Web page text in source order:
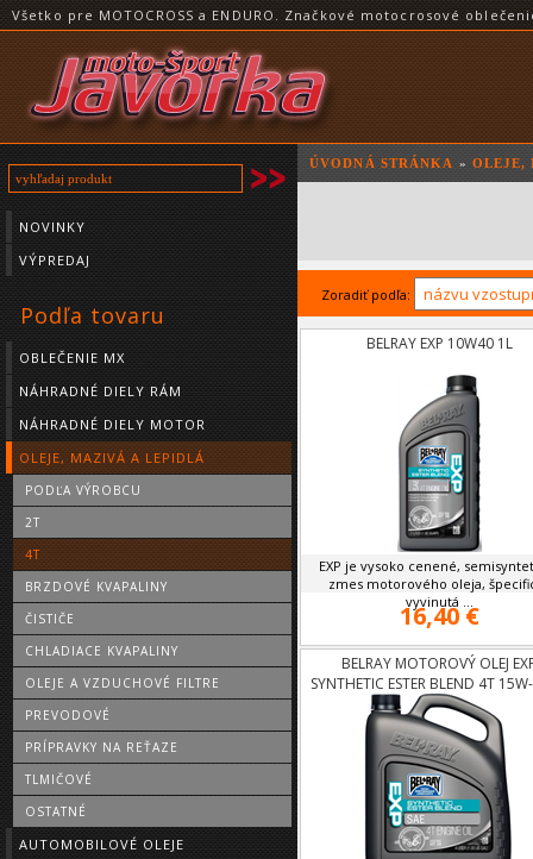
Všetko pre MOTOCROSS a ENDURO. Značkové motocrosové
NOVINKY
VÝPREDAJ
Podľa tovaru
OBLEČENIE MX
NÁHRADNÉ DIELY RÁM
NÁHRADNÉ DIELY MOTOR
OLEJE, MAZIVÁ A LEPIDLÁ
PODĽA VÝROBCU
2T
4T
BRZDOVÉ KVAPALINY
ČISTIČE
CHLADIACE KVAPALINY
OLEJE A VZDUCHOVÉ FILTRE
PREVODOVÉ
PRÍPRAVKY NA REŤAZE
TLMIČOVÉ
OSTATNÉ
AUTOMOBILOVÉ OLEJE
ÚVODNÁ STRÁNKA » OLEJE,
Zoradiť podľa:
BELRAY EXP 10W40 1L
EXP je vysoko cenené,
zmes motorového oleja,
vyvinutá ...
16,40 €
BELRAY MOTOROVÝ OLEJ
SYNTHETIC ESTER BLEND 4T